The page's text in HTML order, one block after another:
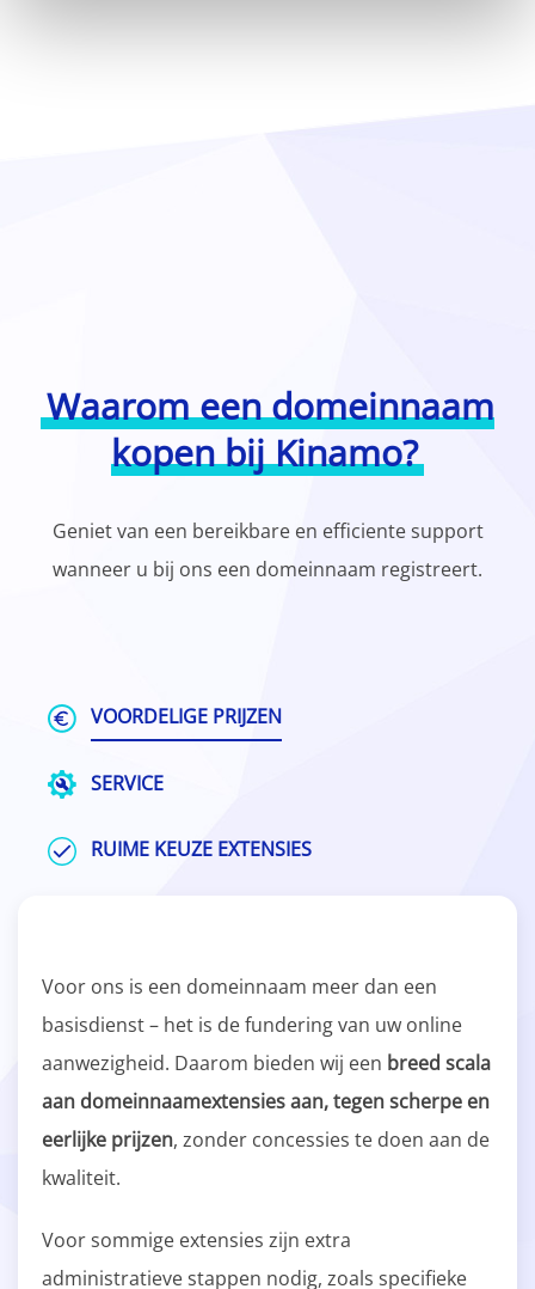
Waarom een domeinnaam
kopen bij Kinamo?
Geniet van een bereikbare en efficiente support
wanneer u bij ons een domeinnaam registreert.
VOORDELIGE PRIJZEN
SERVICE
RUIME KEUZE EXTENSIES
Voor ons is een domeinnaam meer dan een
basisdienst – het is de fundering van uw online
aanwezigheid. Daarom bieden wij een breed scala
aan domeinnaamextensies aan, tegen scherpe en
eerlijke prijzen, zonder concessies te doen aan de
kwaliteit.
Voor sommige extensies zijn extra
administratieve stappen nodig, zoals specifieke